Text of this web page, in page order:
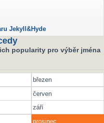
Jekyll&Hyde
popularity pro výběr jména
březen
červen
září
prosinec